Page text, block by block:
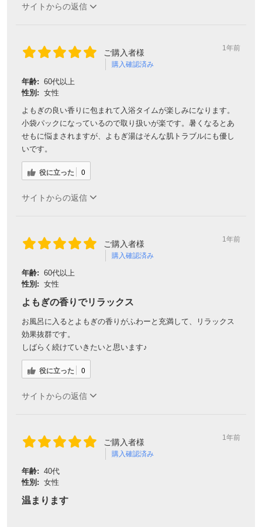
サイトからの返信
ご購入者様
購入確認済み
1年前
年齢: 60代以上
性別: 女性
よもぎの良い香りに包まれて入浴タイムが楽しみになります。
小袋パックになっているので取り扱いが楽です。暑くなるとあ
せもに悩まされますが、よもぎ湯はそんな肌トラブルにも優し
いです。
役に立った 0
サイトからの返信
ご購入者様
購入確認済み
1年前
年齢: 60代以上
性別: 女性
よもぎの香りでリラックス
お風呂に入るとよもぎの香りがふわーと充満して、リラックス
効果抜群です。
しばらく続けていきたいと思います♪
役に立った 0
サイトからの返信
ご購入者様
購入確認済み
1年前
年齢: 40代
性別: 女性
温まります